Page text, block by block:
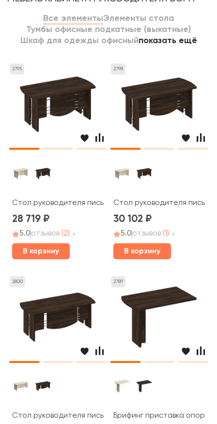
Все элементыЭлементы стола
Тумбы офисные подкатные (выкатные)
Шкаф для одежды офисныйпоказать ещё
2795
Стол руководителя письменный 160x80x75 Борн
28 719
5.0отзывов (2)
В корзину
2798
Стол руководителя
30 102
5.0отзывов (1)
В корзину
2800
Стол руководителя письменный 200x90x75 Борн
2789
Брифинг приставка опора